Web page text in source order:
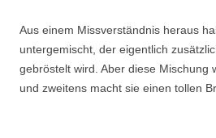
Aus einem Missverständnis heraus
untergemischt, der eigentlich
gebröstelt wird. Aber diese Mischung
und zweitens macht sie einen tollen